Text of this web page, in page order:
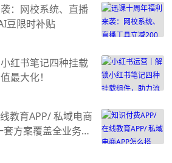
：网校系统、直播
豆限时补贴
红书笔记四种挂载
最大化！
教育APP/ 私域电商
方案覆盖全业务场